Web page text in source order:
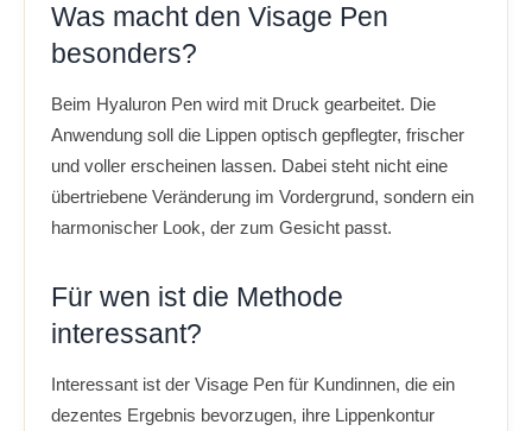
Was macht den Visage Pen
besonders?
Beim Hyaluron Pen wird mit Druck gearbeitet. Die
Anwendung soll die Lippen optisch gepflegter, frischer
und voller erscheinen lassen. Dabei steht nicht eine
übertriebene Veränderung im Vordergrund, sondern ein
harmonischer Look, der zum Gesicht passt.
Für wen ist die Methode
interessant?
Interessant ist der Visage Pen für Kundinnen, die ein
dezentes Ergebnis bevorzugen, ihre Lippenkontur